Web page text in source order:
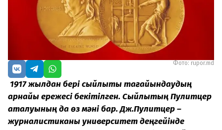
Фото: rupor.md
1917 жылдан бері сыйлықты тағайындаудың
арнайы ережесі бекітілген. Сыйлықтың Пулитцер
аталуының да өз мәні бар. Дж.Пулитцер –
журналистиканы университет деңгейінде